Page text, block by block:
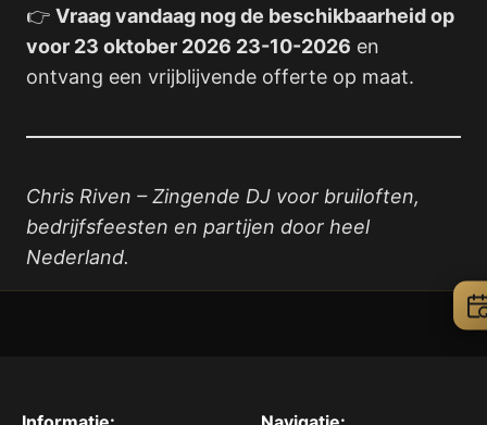
👉 Vraag vandaag nog de beschikbaarheid op
voor 23 oktober 2026 23-10-2026 en
ontvang een vrijblijvende offerte op maat.
Chris Riven – Zingende DJ voor bruiloften,
bedrijfsfeesten en partijen door heel
Nederland.